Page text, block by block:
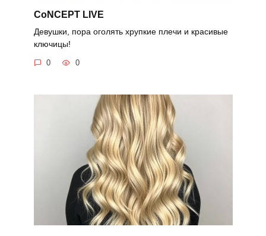
CoNCEPT LIVE
Девушки, пора оголять хрупкие плечи и красивые
ключицы!
0 0